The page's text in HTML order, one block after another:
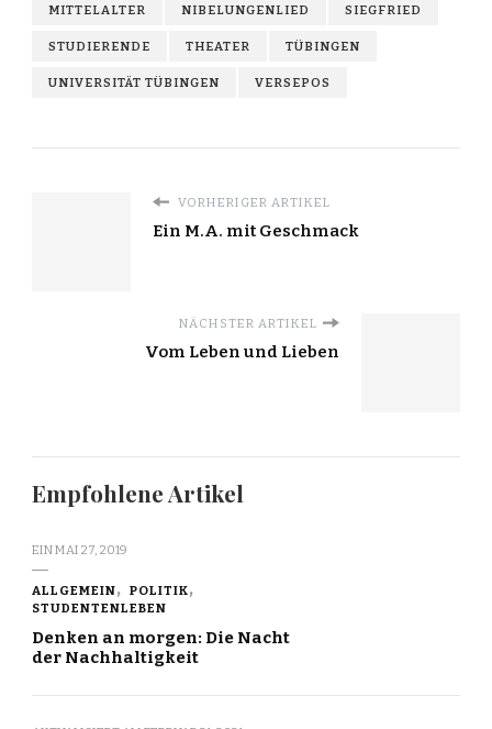
MITTELALTER NIBELUNGENLIED SIEGFRIED
STUDIERENDE THEATER TÜBINGEN
UNIVERSITÄT TÜBINGEN VERSEPOS
VORHERIGER ARTIKEL
Ein M.A. mit Geschmack
NÄCHSTER ARTIKEL
Vom Leben und Lieben
Empfohlene Artikel
EINMAI 27, 2019
ALLGEMEIN
POLITIK
STUDENTENLEBEN
Denken an morgen: Die Nacht
der Nachhaltigkeit